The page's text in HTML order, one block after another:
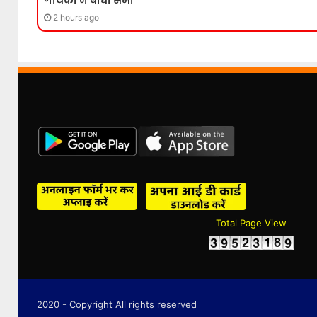
2 hours ago
Total Page View
2020 - Copyright All rights reserved